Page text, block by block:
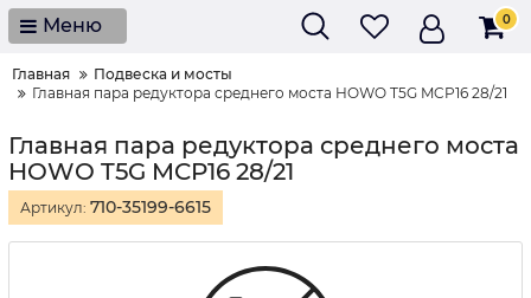
Меню 0
Главная
Подвеска и мосты
Главная пара редуктора среднего моста HOWO T5G MCP16 28/21
Главная пара редуктора среднего моста
HOWO T5G MCP16 28/21
Артикул: 710-35199-6615